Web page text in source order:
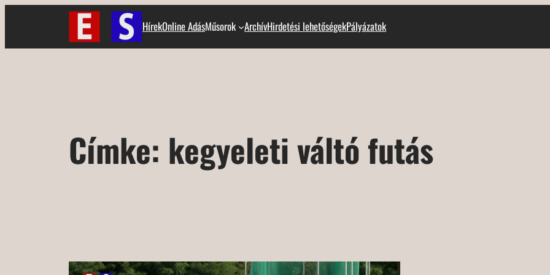
HírekOnline AdásMűsorok ArchívHirdetési lehetőségekPályázatok
Címke: kegyeleti váltó futás